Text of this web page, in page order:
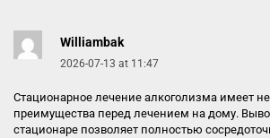
Williambak
2026-07-13 at 11:47
Стационарное лечение алкоголизма имеет
преимущества перед лечением на дому.
стационаре позволяет полностью